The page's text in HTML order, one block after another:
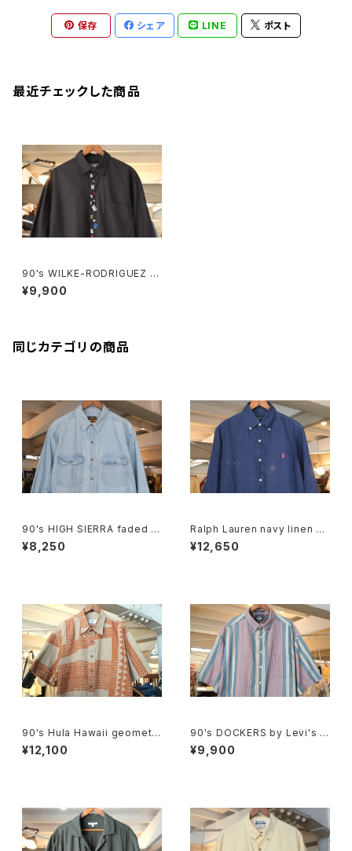
保存 シェア LINE ポスト
最近チェックした商品
90's WILKE-RODRIGUEZ e
mbroidered numbers blac
k Shirt
¥9,900
同じカテゴリの商品
90's HIGH SIERRA faded in
digo denim Shirt
¥8,250
Ralph Lauren navy linen B.
D. Shirt
¥12,650
90's Hula Hawaii geometri
c tribal pattern Shirt
¥12,100
90's DOCKERS by Levi's m
ulti-stripe and botanical S
hirt
¥9,900